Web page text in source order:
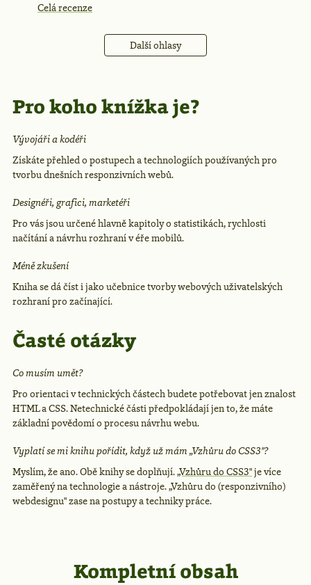
Celá recenze
Další ohlasy
Pro koho knížka je?
Vývojáři a kodéři
Získáte přehled o postupech a technologiích používaných pro
tvorbu dnešních responzivních webů.
Designéři, grafici, marketéři
Pro vás jsou určené hlavně kapitoly o statistikách, rychlosti
načítání a návrhu rozhraní v éře mobilů.
Méně zkušení
Kniha se dá číst i jako učebnice tvorby webových uživatelských
rozhraní pro začínající.
Časté otázky
Co musím umět?
Pro orientaci v technických částech budete potřebovat jen znalost
HTML a CSS. Netechnické části předpokládají jen to, že máte
základní povědomí o procesu návrhu webu.
Vyplatí se mi knihu pořídit, když už mám „Vzhůru do CSS3"?
Myslím, že ano. Obě knihy se doplňují.„Vzhůru do CSS3"je více
zaměřený na technologie a nástroje. „Vzhůru do (responzivního)
webdesignu" zase na postupy a techniky práce.
Kompletní obsah